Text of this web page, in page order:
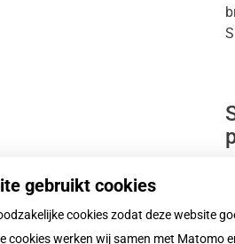
gebruikt cookies
cookies zodat deze website
cookies werken wij samen met Matomo